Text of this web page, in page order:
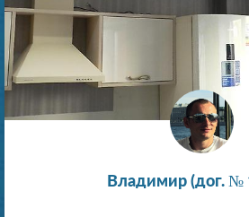
Владимир (дог. №